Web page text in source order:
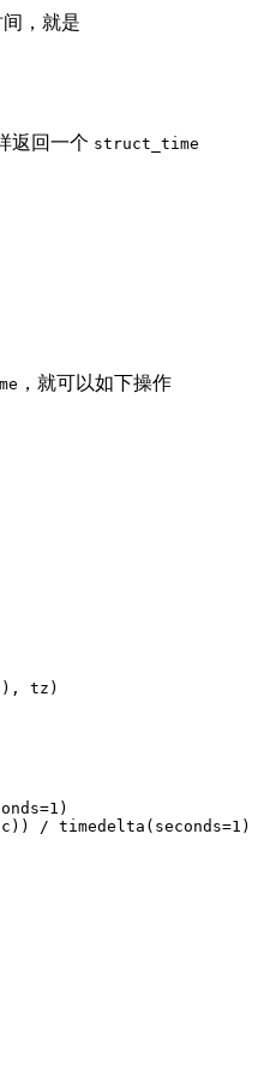
，就是
返回一个 struct_time
，就可以如下操作
tz)
1 )
/ timedelta(seconds=1 )